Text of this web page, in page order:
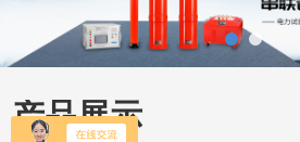
产品展示